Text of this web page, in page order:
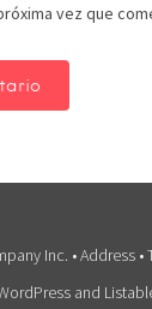
vez que
Inc. • Address •
and